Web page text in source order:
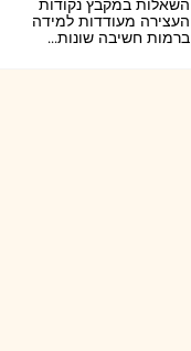
השאלות במקבץ נקודות
העצירה מעודדות למידה
ברמות חשיבה שונות...